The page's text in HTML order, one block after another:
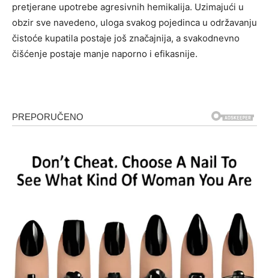
pretjerane upotrebe agresivnih hemikalija. Uzimajući u
obzir sve navedeno, uloga svakog pojedinca u održavanju
čistoće kupatila postaje još značajnija, a svakodnevno
čišćenje postaje manje naporno i efikasnije.